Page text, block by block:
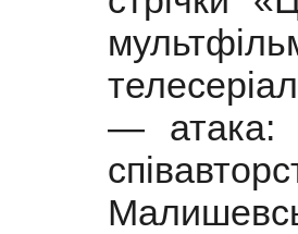
— атака: